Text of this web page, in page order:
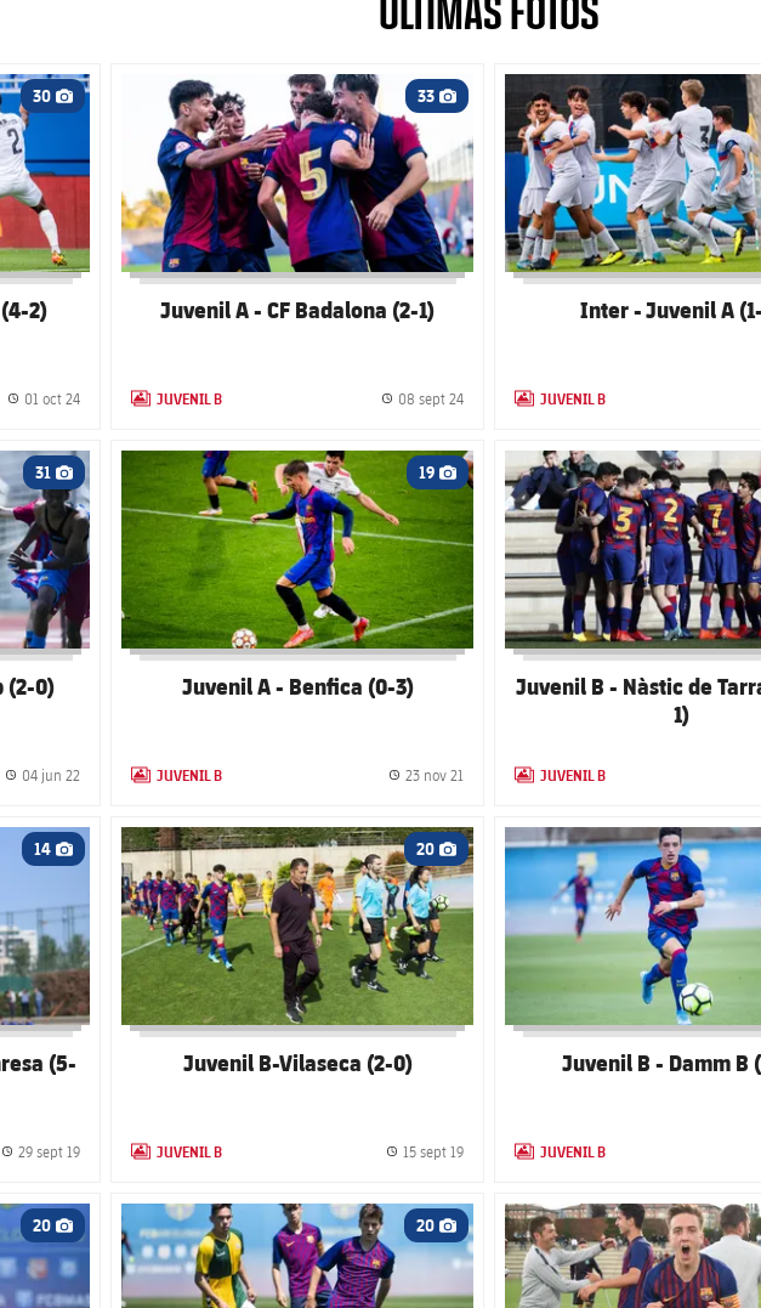
ÚLTIMAS FOTOS
30
Icono de cámara
2)
Fecha de publicación
01 oct 24
FC Barcelona club badge 33
Icono de cámara
Juvenil A - CF Badalona (2-1)
LABEL.ARIA.GALLERY
JUVENIL B Fecha de publicación
08 sept 24
FC Barcelona club badge
Inter - Juvenil A
LABEL.ARIA.GALLERY
JUVENIL B
31
Icono de cámara
(2-0)
Fecha de publicación
04 jun 22
FC Barcelona club badge 19
Icono de cámara
Juvenil A - Benfica (0-3)
LABEL.ARIA.GALLERY
JUVENIL B Fecha de publicación
23 nov 21
FC Barcelona club badge
Juvenil B - Nàstic de
1)
LABEL.ARIA.GALLERY
JUVENIL B
14
Icono de cámara
(5-
Fecha de publicación
29 sept 19
FC Barcelona club badge 20
Icono de cámara
Juvenil B-Vilaseca (2-0)
LABEL.ARIA.GALLERY
JUVENIL B Fecha de publicación
15 sept 19
FC Barcelona club badge
Juvenil B - Damm B
LABEL.ARIA.GALLERY
JUVENIL B
20
Icono de cámara
FC Barcelona club badge 20
Icono de cámara
FC Barcelona club badge